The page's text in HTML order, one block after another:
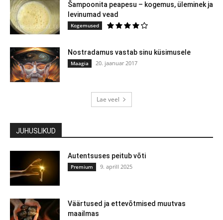
Šampoonita peapesu – kogemus, üleminek ja
levinumad vead
Kogemused
Nostradamus vastab sinu küsimusele
Maagia 20. jaanuar 2017
Lae veel
JUHUSLIKUD
Autentsuses peitub võti
Premium 9. aprill 2025
Väärtused ja ettevõtmised muutvas
maailmas